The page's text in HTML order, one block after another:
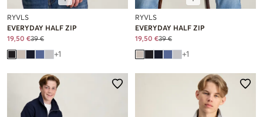
RYVLS
EVERYDAY HALF ZIP
19,50 €39 €
+1
RYVLS
EVERYDAY HALF ZIP
19,50 €39 €
+1